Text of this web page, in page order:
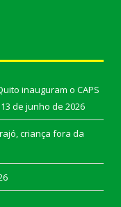
inauguram o CAPS
13 de junho de 2026
criança fora da